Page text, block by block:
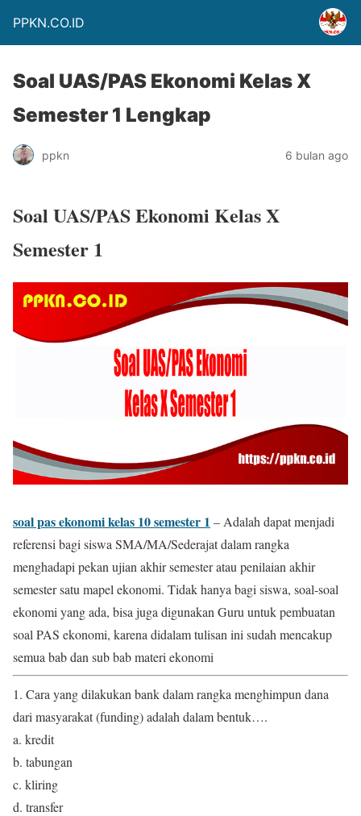
PPKN.CO.ID
Soal UAS/PAS Ekonomi Kelas X
Semester 1 Lengkap
ppkn 6 bulan ago
Soal UAS/PAS Ekonomi Kelas X
Semester 1
soal pas ekonomi kelas 10 semester 1 – Adalah dapat menjadi
referensi bagi siswa SMA/MA/Sederajat dalam rangka
menghadapi pekan ujian akhir semester atau penilaian akhir
semester satu mapel ekonomi. Tidak hanya bagi siswa, soal-soal
ekonomi yang ada, bisa juga digunakan Guru untuk pembuatan
soal PAS ekonomi, karena didalam tulisan ini sudah mencakup
semua bab dan sub bab materi ekonomi
1. Cara yang dilakukan bank dalam rangka menghimpun dana
dari masyarakat (funding) adalah dalam bentuk….
a. kredit
b. tabungan
c. kliring
d. transfer